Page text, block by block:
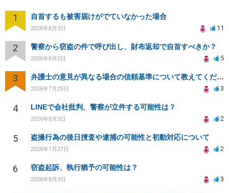
1 自首するも被害届けがでていなかった場合
2026年8月3日 11
2 警察から窃盗の件で呼び出し、財布返却で自首すべきか？
2026年8月2日 5
3 弁護士の意見が異なる場合の信頼基準について教えてください
2026年7月25日 3
4 LINEで会社批判、警察が立件する可能性は？
2026年8月3日 2
5 盗撮行為の後日捜査や逮捕の可能性と初動対応について
2026年7月27日 2
6 窃盗起訴、執行猶予の可能性は？
2026年8月3日 3